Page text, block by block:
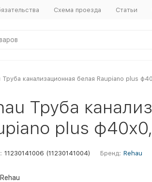
Схема проезда Статьи
Труба канализационная белая Raupiano plus
Труба
plus
11230141006 (11230141004) Бренд: Rehau
Rehau